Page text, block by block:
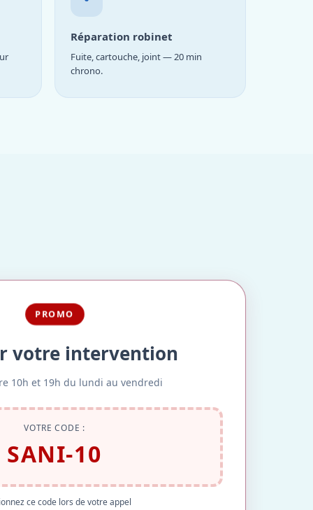
Réparation robinet
Fuite, cartouche, joint — 20 min
chrono.
PROMO
votre intervention
10h et 19h du lundi au vendredi
VOTRE CODE :
SANI-10
ce code lors de votre appel